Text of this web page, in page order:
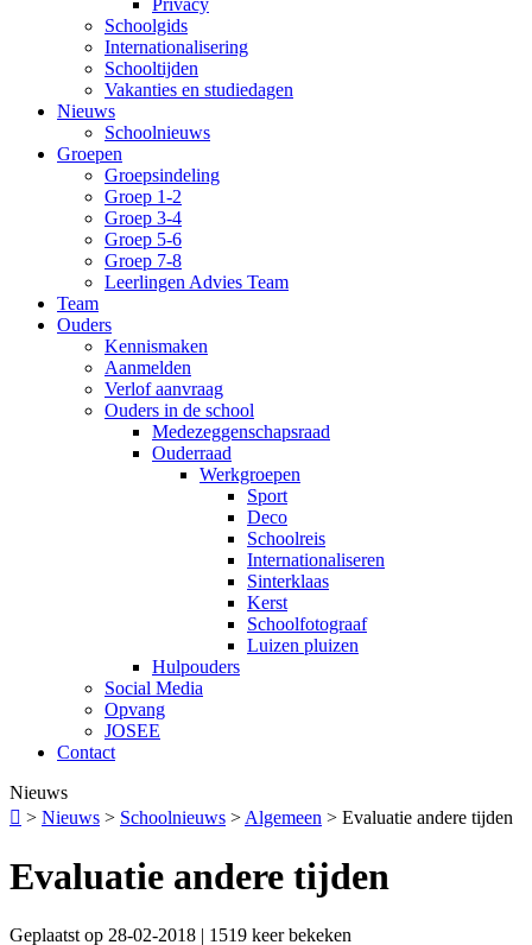
Privacy
Schoolgids
Internationalisering
Schooltijden
Vakanties en studiedagen
Nieuws
Schoolnieuws
Groepen
Groepsindeling
Groep 1-2
Groep 3-4
Groep 5-6
Groep 7-8
Leerlingen Advies Team
Team
Ouders
Kennismaken
Aanmelden
Verlof aanvraag
Ouders in de school
Medezeggenschapsraad
Ouderraad
Werkgroepen
Sport
Deco
Schoolreis
Internationaliseren
Sinterklaas
Kerst
Schoolfotograaf
Luizen pluizen
Hulpouders
Social Media
Opvang
JOSEE
Contact
Nieuws
 > Nieuws > Schoolnieuws > Algemeen > Evaluatie andere tijden
Evaluatie andere tijden
Geplaatst op 28-02-2018 | 1519 keer bekeken